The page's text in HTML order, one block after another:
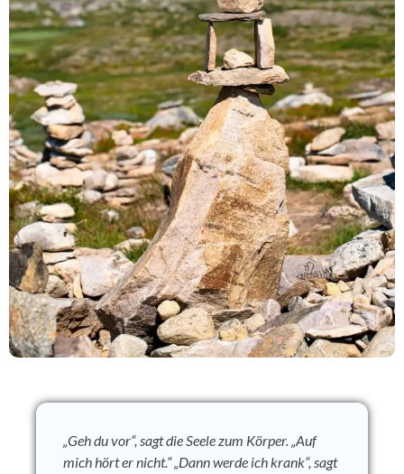
„Geh du vor“, sagt die Seele zum Körper. „Auf
mich hört er nicht.“ „Dann werde ich krank“, sagt